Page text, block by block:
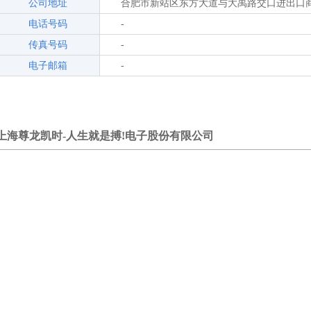
公司地址
合肥市新站区东方大道与大禹路交口进出口
电话号码
-
传真号码
-
电子邮箱
-
海尊龙凯时-人生就是搏!电子股份有限公司